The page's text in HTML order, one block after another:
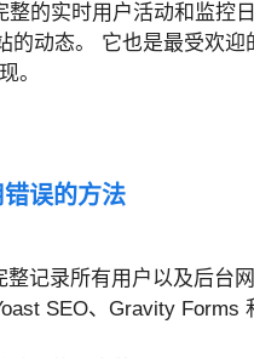
的实时用户活动和监控
动态。 它也是最受欢迎
。
误的方法
记录所有用户以及后台
SEO、Gravity Forms